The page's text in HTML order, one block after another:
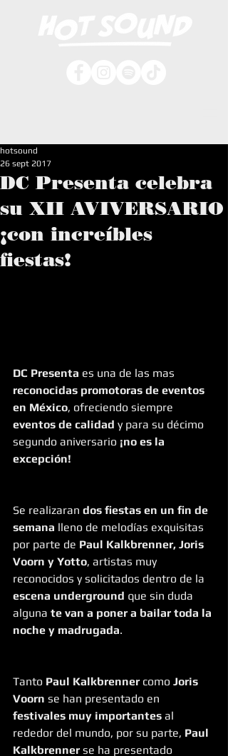
DC Presenta celebra
su XII AVIVERSARIO
¡con increíbles
fiestas!
hotsound
26 sept 2017
DC Presenta es una de las mas
reconocidas promotoras de eventos
en México, ofreciendo siempre
eventos de calidad y para su décimo
segundo aniversario ¡no es la
excepción!
Se realizaran dos fiestas en un fin de
semana lleno de melodías exquisitas
por parte de Paul Kalkbrenner, Joris
Voorn y Yotto, artistas muy
reconocidos y solicitados dentro de la
escena underground que sin duda
alguna te van a poner a bailar toda la
noche y madrugada.
Tanto Paul Kalkbrenner como Joris
Voorn se han presentado en
festivales muy importantes al
rededor del mundo, por su parte, Paul
Kalkbrenner se ha presentado